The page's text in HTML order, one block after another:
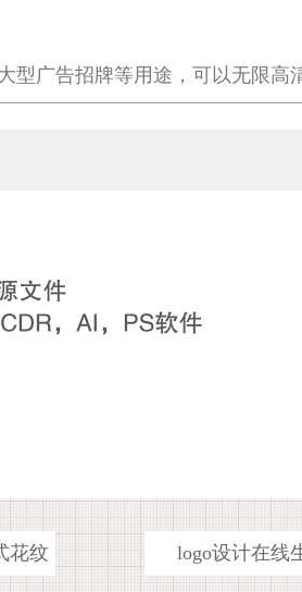
型广告招牌等用途，可以无限高
花纹 logo设计在线